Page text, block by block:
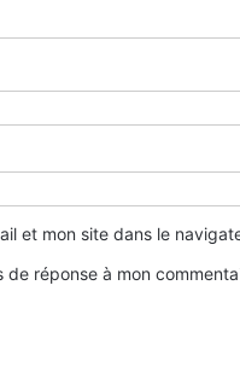
et mon site dans le
réponse à mon